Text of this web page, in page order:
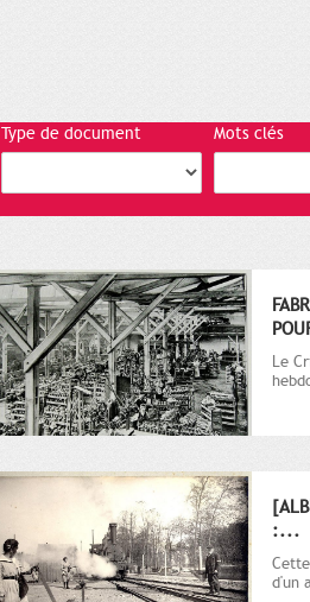
Type de document Mots clés
Le
:...
d'un